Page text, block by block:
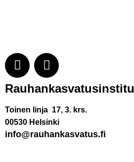
Toinen linja 17, 3. krs.
00530 Helsinki
info@rauhankasvatus.fi